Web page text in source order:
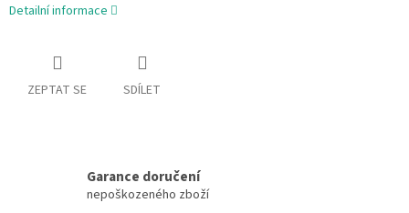
Detailní informace
ZEPTAT SE SDÍLET
Garance doručení
nepoškozeného zboží